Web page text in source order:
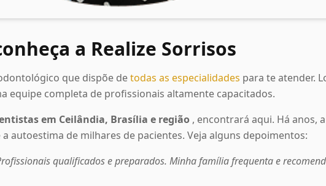
a Realize Sorrisos
que dispõe detodas as especialidades para te atender.
equipe completa de profissionais altamente capacitados.
em Ceilândia, Brasília e região , encontrará aqui. Há anos,
autoestima de milhares de pacientes. Veja alguns depoimentos:
qualificados e preparados. Minha família frequenta e